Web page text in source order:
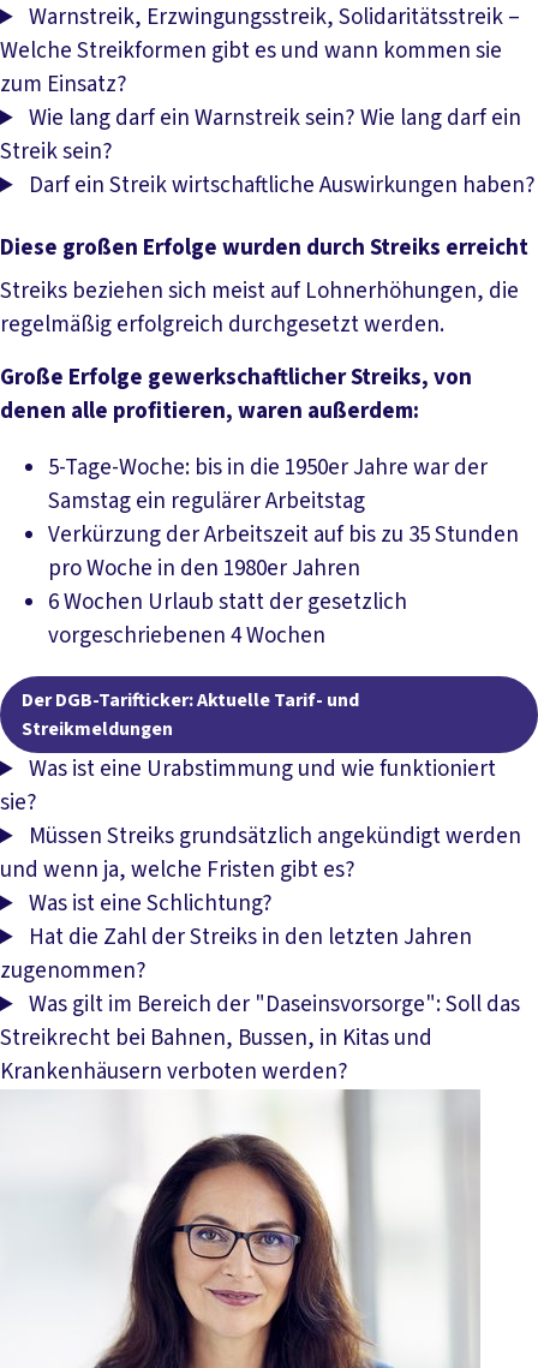
Warnstreik, Erzwingungsstreik, Solidaritätsstreik –
Welche Streikformen gibt es und wann kommen sie
zum Einsatz?
Wie lang darf ein Warnstreik sein? Wie lang darf ein
Streik sein?
Darf ein Streik wirtschaftliche Auswirkungen haben?
Diese großen Erfolge wurden durch Streiks erreicht
Streiks beziehen sich meist auf Lohnerhöhungen, die
regelmäßig erfolgreich durchgesetzt werden.
Große Erfolge gewerkschaftlicher Streiks, von
denen alle profitieren, waren außerdem:
5-Tage-Woche: bis in die 1950er Jahre war der
Samstag ein regulärer Arbeitstag
Verkürzung der Arbeitszeit auf bis zu 35 Stunden
pro Woche in den 1980er Jahren
6 Wochen Urlaub statt der gesetzlich
vorgeschriebenen 4 Wochen
Der DGB-Tarifticker: Aktuelle Tarif- und
Streikmeldungen
Was ist eine Urabstimmung und wie funktioniert
sie?
Müssen Streiks grundsätzlich angekündigt werden
und wenn ja, welche Fristen gibt es?
Was ist eine Schlichtung?
Hat die Zahl der Streiks in den letzten Jahren
zugenommen?
Was gilt im Bereich der "Daseinsvorsorge": Soll das
Streikrecht bei Bahnen, Bussen, in Kitas und
Krankenhäusern verboten werden?